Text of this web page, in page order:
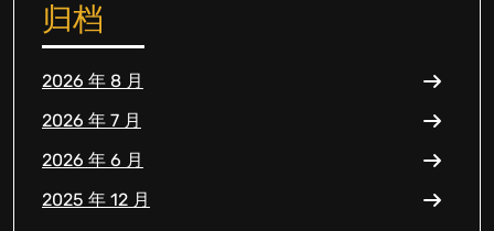
归档
2026 年 8 月
2026 年 7 月
2026 年 6 月
2025 年 12 月